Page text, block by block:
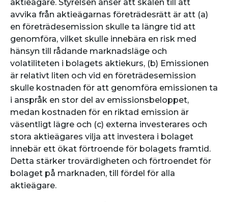
aktieägare. Styrelsen anser att skälen till att
avvika från aktieägarnas företrädesrätt är att (a)
en företrädesemission skulle ta längre tid att
genomföra, vilket skulle innebära en risk med
hänsyn till rådande marknadsläge och
volatiliteten i bolagets aktiekurs, (b) Emissionen
är relativt liten och vid en företrädesemission
skulle kostnaden för att genomföra emissionen ta
i anspråk en stor del av emissionsbeloppet,
medan kostnaden för en riktad emission är
väsentligt lägre och (c) externa investerares och
stora aktieägares vilja att investera i bolaget
innebär ett ökat förtroende för bolagets framtid.
Detta stärker trovärdigheten och förtroendet för
bolaget på marknaden, till fördel för alla
aktieägare.